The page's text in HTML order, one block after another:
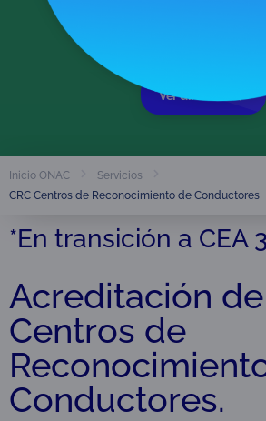
Ver directorio
Inicio ONAC
Servicios
CRC Centros de Reconocimiento de Conductores
*En transición a CEA
Acreditación de
Centros de
Conductores.